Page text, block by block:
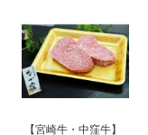
【宮崎牛・中窪牛】